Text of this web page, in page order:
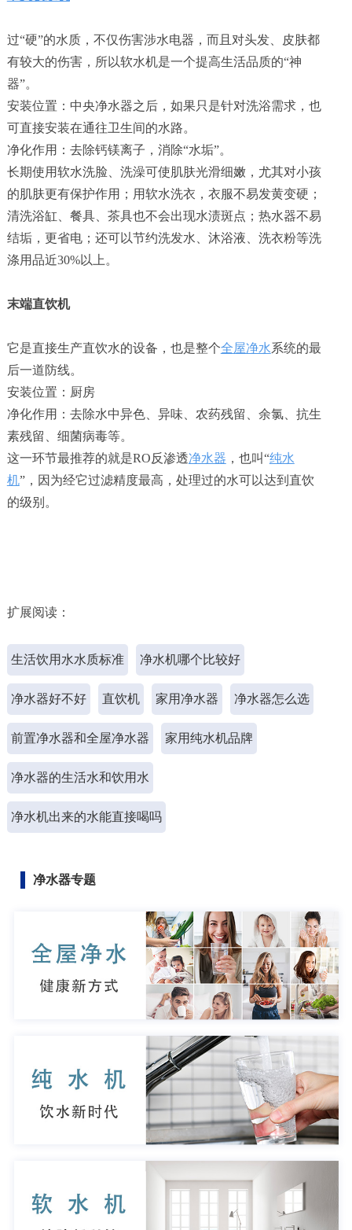
过“硬”的水质，不仅伤害涉水电器，而且对头发、皮肤都
有较大的伤害，所以软水机是一个提高生活品质的“神
器”。
安装位置：中央净水器之后，如果只是针对洗浴需求，也
可直接安装在通往卫生间的水路。
净化作用：去除钙镁离子，消除“水垢”。
长期使用软水洗脸、洗澡可使肌肤光滑细嫩，尤其对小孩
的肌肤更有保护作用；用软水洗衣，衣服不易发黄变硬；
清洗浴缸、餐具、茶具也不会出现水渍斑点；热水器不易
结垢，更省电；还可以节约洗发水、沐浴液、洗衣粉等洗
涤用品近30%以上。
末端直饮机
它是直接生产直饮水的设备，也是整个全屋净水系统的最
后一道防线。
安装位置：厨房
净化作用：去除水中异色、异味、农药残留、余氯、抗生
素残留、细菌病毒等。
这一环节最推荐的就是RO反渗透净水器 ，也叫“纯水
机”，因为经它过滤精度最高，处理过的水可以达到直饮
的级别。
扩展阅读：
生活饮用水水质标准 净水机哪个比较好
净水器好不好 直饮机 家用净水器 净水器怎么选
前置净水器和全屋净水器 家用纯水机品牌
净水器的生活水和饮用水
净水机出来的水能直接喝吗
净水器专题